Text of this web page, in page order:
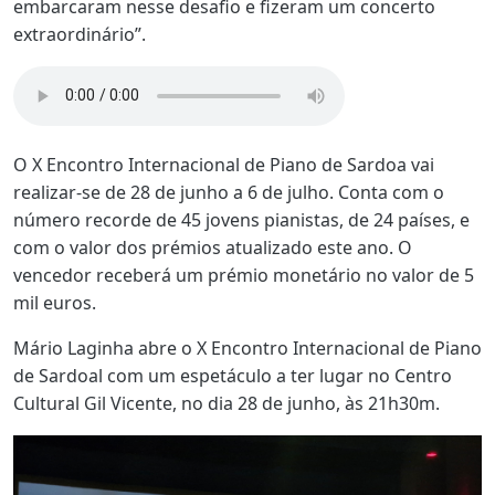
embarcaram nesse desafio e fizeram um concerto
extraordinário”.
O X Encontro Internacional de Piano de Sardoa vai
realizar-se de 28 de junho a 6 de julho. Conta com o
número recorde de 45 jovens pianistas, de 24 países, e
com o valor dos prémios atualizado este ano. O
vencedor receberá um prémio monetário no valor de 5
mil euros.
Mário Laginha abre o X Encontro Internacional de Piano
de Sardoal com um espetáculo a ter lugar no Centro
Cultural Gil Vicente, no dia 28 de junho, às 21h30m.